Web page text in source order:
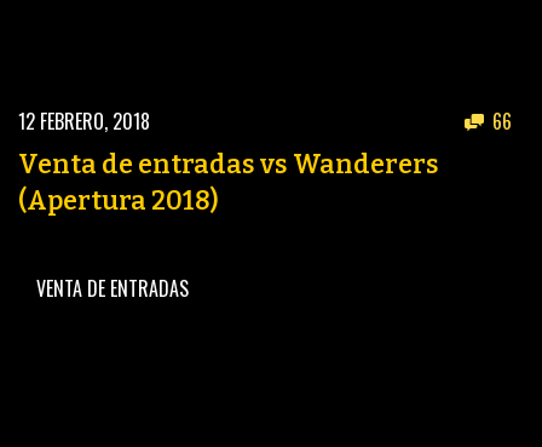
12 FEBRERO, 2018 66
Venta de entradas vs Wanderers
(Apertura 2018)
VENTA DE ENTRADAS